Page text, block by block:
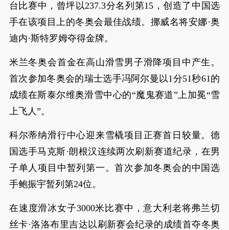
台比赛中，曾坪以237.3分名列第15，创造了中国选
手在该项目上的冬奥会最佳战绩。挪威名将安娜·奥
迪内·斯特罗姆夺得金牌。
米兰冬奥会首金在高山滑雪男子滑降项目中产生。
首次参加冬奥会的瑞士选手冯阿尔曼以1分51秒61的
成绩在斯泰尔维奥滑雪中心的“魔鬼赛道”上加冕“雪
上飞人”。
科尔蒂纳滑行中心迎来雪橇项目正赛首日较量。德
国选手马克斯·朗根汉连续两次刷新赛道纪录，在男
子单人项目中暂列第一。首次参加冬奥会的中国选
手鲍振宇暂列第24位。
在速度滑冰女子3000米比赛中，意大利老将弗兰切
丝卡·洛洛布里吉达以刷新赛会纪录的成绩首夺冬奥